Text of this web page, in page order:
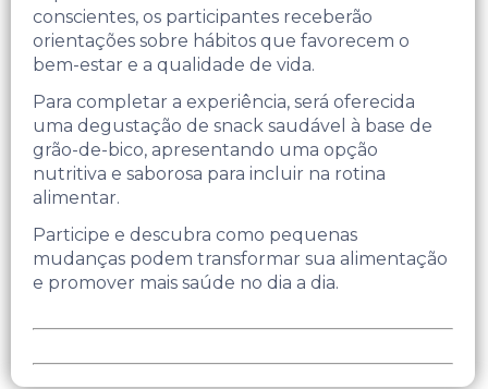
conscientes, os participantes receberão
orientações sobre hábitos que favorecem o
bem-estar e a qualidade de vida.
Para completar a experiência, será oferecida
uma degustação de snack saudável à base de
grão-de-bico, apresentando uma opção
nutritiva e saborosa para incluir na rotina
alimentar.
Participe e descubra como pequenas
mudanças podem transformar sua alimentação
e promover mais saúde no dia a dia.